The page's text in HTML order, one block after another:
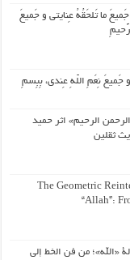
ما تَلحَقُهُ عِنایتی و جَمیعَ
جَمیعَ نِعَمِ اللّهِ عِندی، بِبِسمِ
الرحیم» اثر حمید
ثقلین
The Geometric
“Allah”:
«الله»؛ من فن الخط إلى